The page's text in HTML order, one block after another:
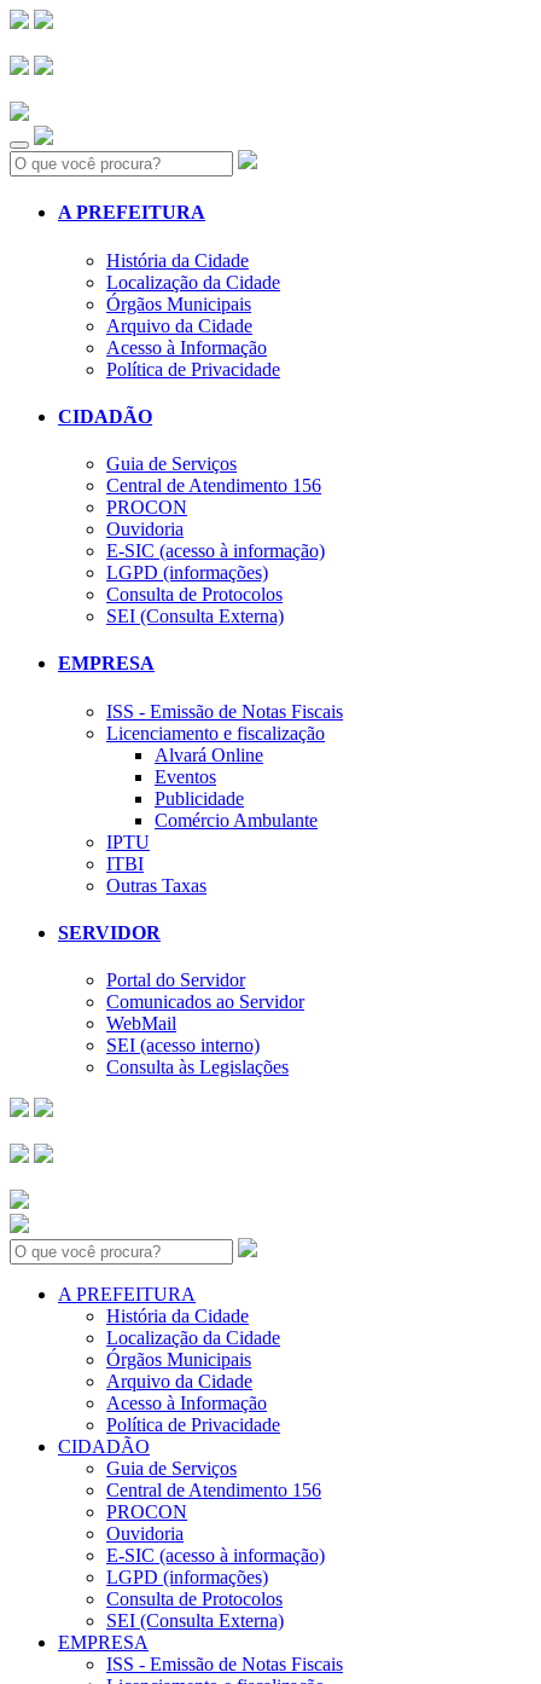
Search:
A PREFEITURA
História da Cidade
Localização da Cidade
Órgãos Municipais
Arquivo da Cidade
Acesso à Informação
Política de Privacidade
CIDADÃO
Guia de Serviços
Central de Atendimento 156
PROCON
Ouvidoria
E-SIC (acesso à informação)
LGPD (informações)
Consulta de Protocolos
SEI (Consulta Externa)
EMPRESA
ISS - Emissão de Notas Fiscais
Licenciamento e fiscalização
Alvará Online
Eventos
Publicidade
Comércio Ambulante
IPTU
ITBI
Outras Taxas
SERVIDOR
Portal do Servidor
Comunicados ao Servidor
WebMail
SEI (acesso interno)
Consulta às Legislações
Search:
A PREFEITURA
História da Cidade
Localização da Cidade
Órgãos Municipais
Arquivo da Cidade
Acesso à Informação
Política de Privacidade
CIDADÃO
Guia de Serviços
Central de Atendimento 156
PROCON
Ouvidoria
E-SIC (acesso à informação)
LGPD (informações)
Consulta de Protocolos
SEI (Consulta Externa)
EMPRESA
ISS - Emissão de Notas Fiscais